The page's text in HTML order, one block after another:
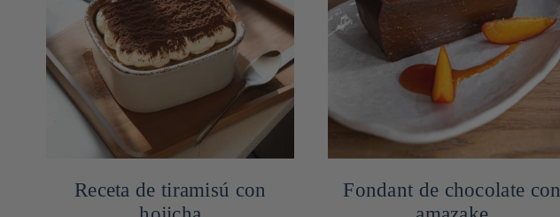
Receta de tiramisú con
Fondant de chocolate con